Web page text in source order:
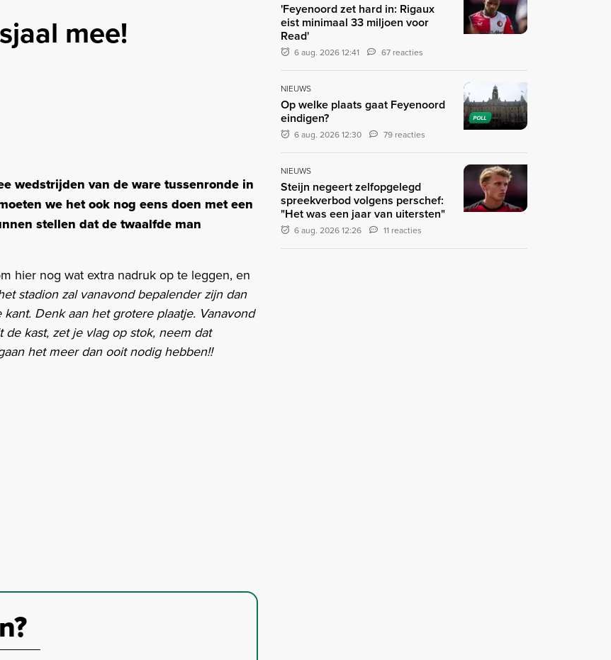
mee!
wedstrijden van de ware tussenronde in
we het ook nog eens doen met een
stellen dat de twaalfde man
hier nog wat extra nadruk op te leggen, en
stadion zal vanavond bepalender zijn dan
Denk aan het grotere plaatje. Vanavond
kast, zet je vlag op stok, neem dat
het meer dan ooit nodig hebben!!
'Feyenoord zet hard in: Rigaux
eist minimaal 33 miljoen voor
Read'
6 aug. 2026 12:41 67 reacties
POLL
NIEUWS
Op welke plaats gaat Feyenoord
eindigen?
6 aug. 2026 12:30 79 reacties
NIEUWS
Steijn negeert zelfopgelegd
spreekverbod volgens perschef:
"Het was een jaar van uitersten"
6 aug. 2026 12:26 11 reacties